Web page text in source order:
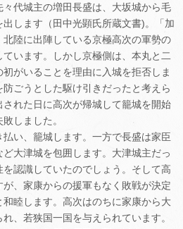
代城主の増田長盛は、大坂城から毛
します（田中光顕氏所蔵文書)。「加
陸に出陣している京極高次の軍勢の
います。しかし京極側は、本丸と二
がいることを理由に入城を拒否しま
ごうとした駆け引きだったと考えら
れた日に高次が帰城して籠城を開始
しました。
い、籠城します。一方で長盛は家臣
大津城を包囲します。大津城主だっ
認識していたのでしょう。そして高
、家康からの援軍もなく敗戦が決定
睦します。高次はのちに家康から大
、若狭国一国を与えられています。